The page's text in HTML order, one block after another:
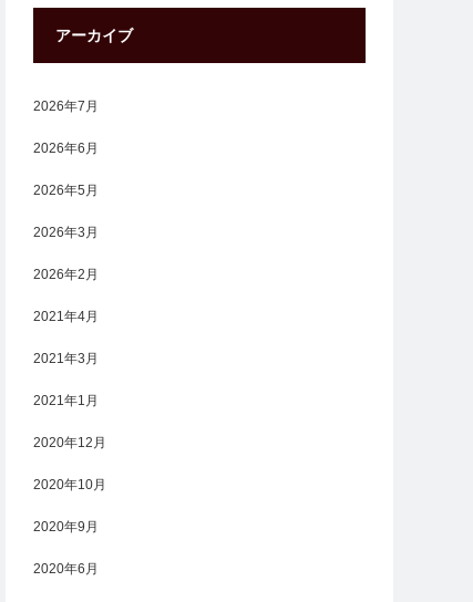
アーカイブ
2026年7月
2026年6月
2026年5月
2026年3月
2026年2月
2021年4月
2021年3月
2021年1月
2020年12月
2020年10月
2020年9月
2020年6月